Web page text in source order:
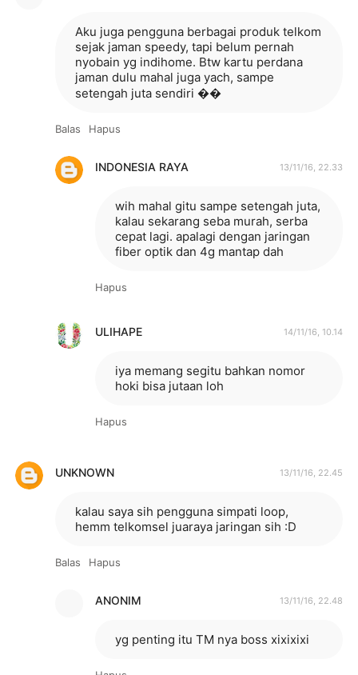
Aku juga pengguna berbagai produk telkom
sejak jaman speedy, tapi belum pernah
nyobain yg indihome. Btw kartu perdana
jaman dulu mahal juga yach, sampe
setengah juta sendiri ��
Balas Hapus
INDONESIA RAYA 13/11/16, 22.33
wih mahal gitu sampe setengah juta,
kalau sekarang seba murah, serba
cepat lagi. apalagi dengan jaringan
fiber optik dan 4g mantap dah
Hapus
ULIHAPE 14/11/16, 10.14
iya memang segitu bahkan nomor
hoki bisa jutaan loh
Hapus
UNKNOWN 13/11/16, 22.45
kalau saya sih pengguna simpati loop,
hemm telkomsel juaraya jaringan sih :D
Balas Hapus
ANONIM 13/11/16, 22.48
yg penting itu TM nya boss xixixixi